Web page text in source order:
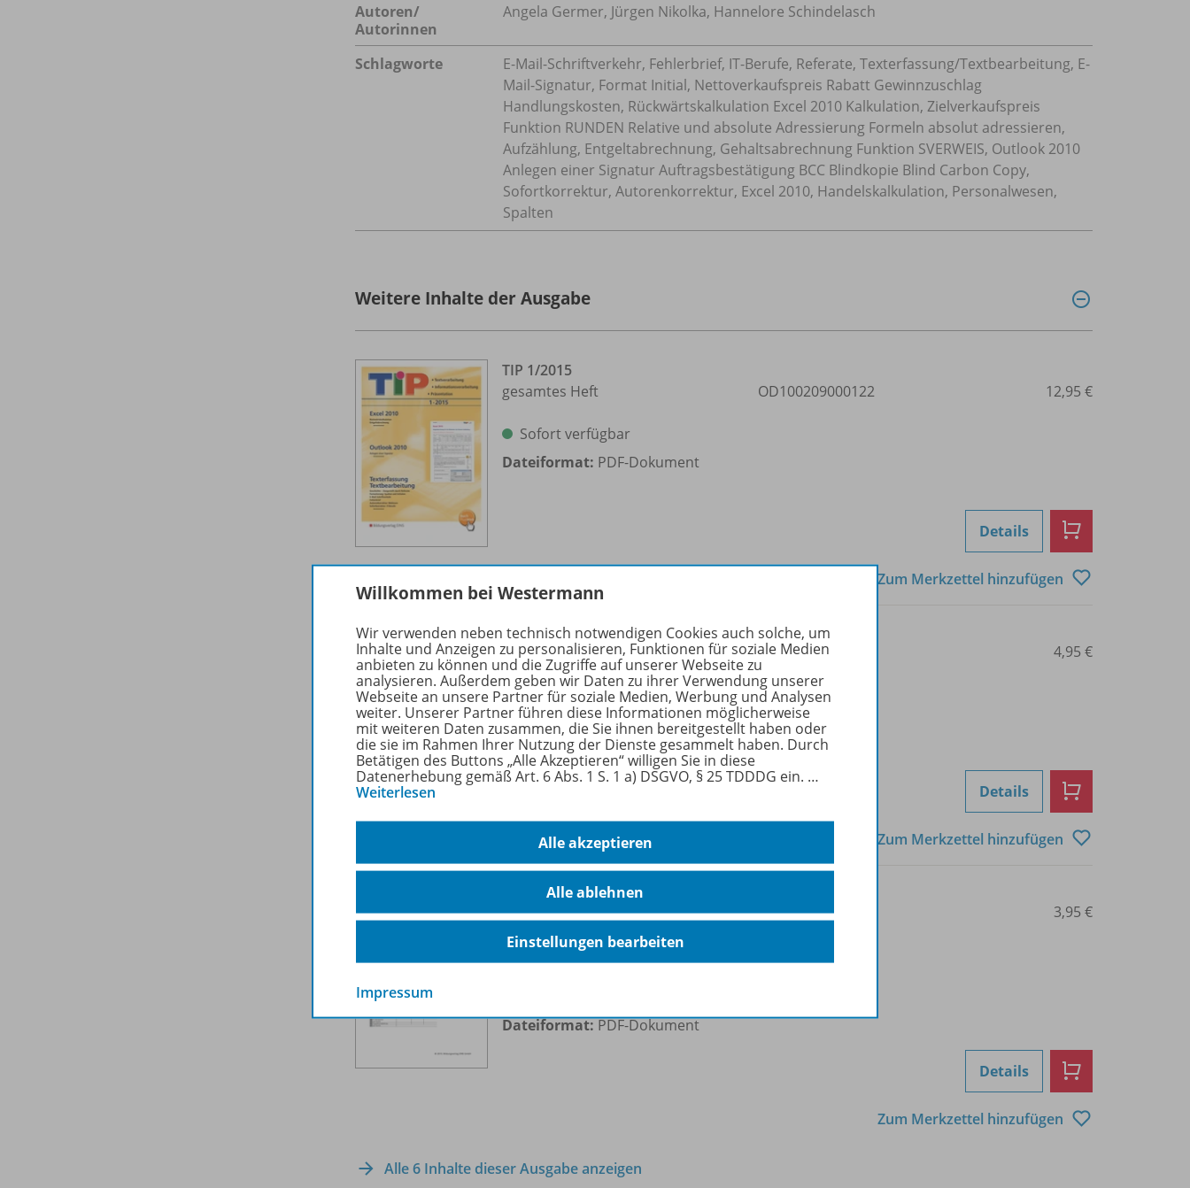
Autoren/
Autorinnen
Angela Germer, Jürgen Nikolka, Hannelore Schindelasch
Schlagworte
E-Mail-Schriftverkehr, Fehlerbrief, IT-Berufe, Referate, Texterfassung/Textbearbeitung, E-
Mail-Signatur, Format Initial, Nettoverkaufspreis Rabatt Gewinnzuschlag
Handlungskosten, Rückwärtskalkulation Excel 2010 Kalkulation, Zielverkaufspreis
Funktion RUNDEN Relative und absolute Adressierung Formeln absolut adressieren,
Aufzählung, Entgeltabrechnung, Gehaltsabrechnung Funktion SVERWEIS, Outlook 2010
Anlegen einer Signatur Auftragsbestätigung BCC Blindkopie Blind Carbon Copy,
Sofortkorrektur, Autorenkorrektur, Excel 2010, Handelskalkulation, Personalwesen,
Spalten
Weitere Inhalte der Ausgabe
TIP 1/2015
gesamtes Heft
Sofort verfügbar
Dateiformat: PDF-Dokument
OD100209000122 12,95 €
Details
Zum Merkzettel hinzufügen
Excel 2010
Rückwärtskalkulation
Sofort verfügbar
Dateiformat:PDF-Dokument
OD100209000118 4,95 €
Details
Zum Merkzettel hinzufügen
Excel 2010
Entgeltabrechnung für die
Mitarbeiter der Brauerei
Guldenburg
Dateiformat:PDF-Dokument
OD100209000119 3,95 €
Details
Zum Merkzettel hinzufügen
Alle 6 Inhalte dieser Ausgabe anzeigen
Willkommen bei Westermann
Wir verwenden neben technisch notwendigen Cookies auch solche, um
Inhalte und Anzeigen zu personalisieren, Funktionen für soziale Medien
anbieten zu können und die Zugriffe auf unserer Webseite zu
analysieren. Außerdem geben wir Daten zu ihrer Verwendung unserer
Webseite an unsere Partner für soziale Medien, Werbung und Analysen
weiter. Unserer Partner führen diese Informationen möglicherweise
mit weiteren Daten zusammen, die Sie ihnen bereitgestellt haben oder
die sie im Rahmen Ihrer Nutzung der Dienste gesammelt haben. Durch
Betätigen des Buttons „Alle Akzeptieren“ willigen Sie in diese
Datenerhebung gemäß Art. 6 Abs. 1 S. 1 a) DSGVO, § 25 TDDDG ein. …
Weiterlesen
Alle akzeptieren
Alle ablehnen
Einstellungen bearbeiten
Impressum